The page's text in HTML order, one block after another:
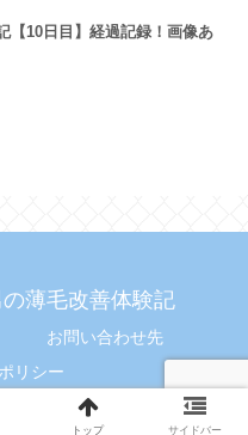
【10日目】経過記録！画像あ
薄毛改善体験記
お問い合わせ先
リシー
の薄毛改善体験記.
トップ サイドバー